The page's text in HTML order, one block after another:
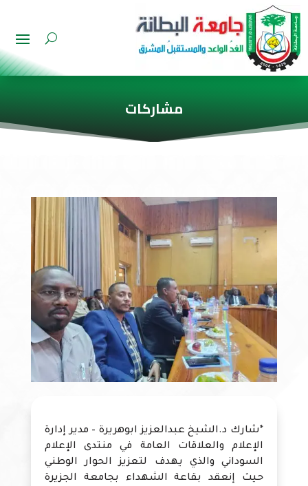
مشاركات
*شارك د.الشيخ عبدالعزيز ابوهريرة – مدير إدارة
الإعلام والعلاقات العامة في منتدى الإعلام
السوداني والذي يهدف لتعزيز الحوار الوطني
حيث إنعقد بقاعة الشهداء بجامعة الجزيرة